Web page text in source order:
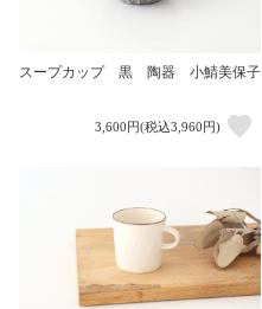
スープカップ 黒 陶器 小鯖美保子
3,600円(税込3,960円)